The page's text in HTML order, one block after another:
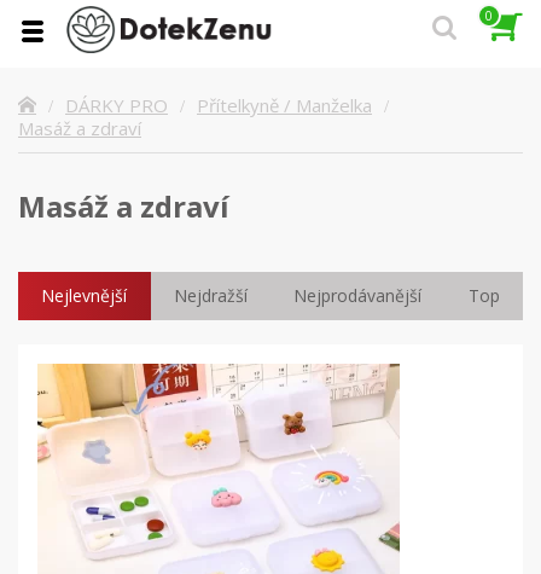
0
DÁRKY PRO
Přítelkyně / Manželka
Masáž a zdraví
Masáž a zdraví
Nejlevnější Nejdražší Nejprodávanější Top